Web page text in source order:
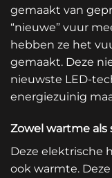
gemaakt van
“nieuwe” vuur
hebben ze het
gemaakt. Deze
nieuwste LED-
energiezuinig
Zowel wartme als
Deze elektrische
ook warmte.